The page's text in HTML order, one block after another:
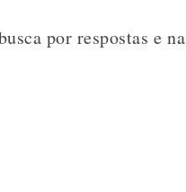
por respostas e na